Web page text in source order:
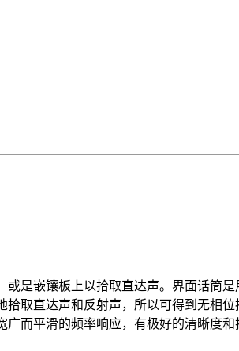
嵌镶板上以拾取直达声。界面话筒是
取直达声和反射声，所以可得到无相
而平滑的频率响应，有极好的清晰度